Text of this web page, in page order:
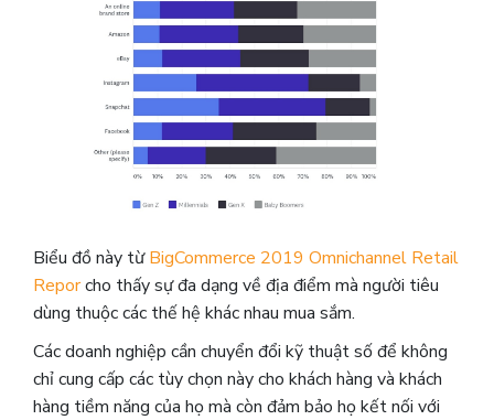
Biểu đồ này từBigCommerce 2019 Omnichannel Retail
Reporcho thấy sự đa dạng về địa điểm mà người tiêu
dùng thuộc các thế hệ khác nhau mua sắm.
Các doanh nghiệp cần chuyển đổi kỹ thuật số để không
chỉ cung cấp các tùy chọn này cho khách hàng và khách
hàng tiềm năng của họ mà còn đảm bảo họ kết nối với